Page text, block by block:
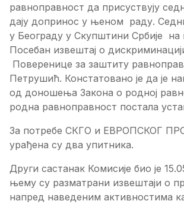
равноправност да присуствују
дају допринос у њеном раду.
у Београду у Скупштини Србије на
Посебан извештај о
Поверенице за заштиту
Петрушић. Констатовано је да је
од доношења Закона о родној
родна равноправност постала
За потребе СКГО и ЕВРОПСКОГ
урађена су два упитника.
Други састанак Комисије био је
њему су разматрани извештаји о
напред наведеним активностима